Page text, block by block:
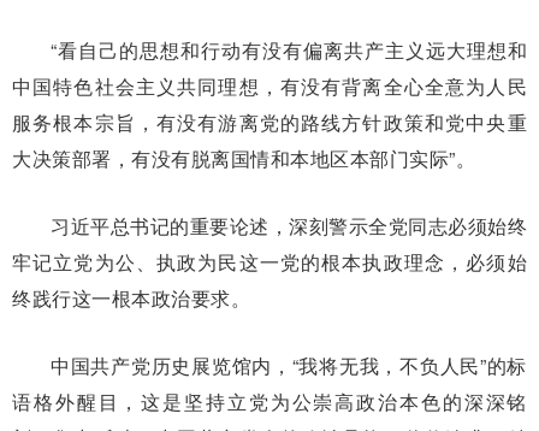
“看自己的思想和行动有没有偏离共产主义远大理想和
中国特色社会主义共同理想，有没有背离全心全意为人民
服务根本宗旨，有没有游离党的路线方针政策和党中央重
大决策部署，有没有脱离国情和本地区本部门实际”。
习近平总书记的重要论述，深刻警示全党同志必须始终
牢记立党为公、执政为民这一党的根本执政理念，必须始
终践行这一根本政治要求。
中国共产党历史展览馆内，“我将无我，不负人民”的标
语格外醒目，这是坚持立党为公崇高政治本色的深深铭